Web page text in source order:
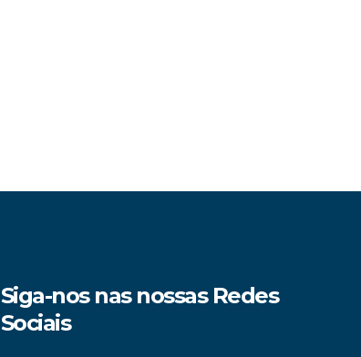
Siga-nos nas nossas Redes
Sociais